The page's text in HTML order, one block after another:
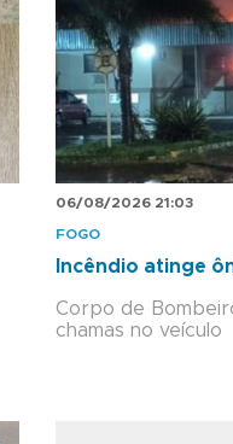
06/08/2026 21:03
FOGO
Incêndio atinge
Corpo de
chamas no veículo